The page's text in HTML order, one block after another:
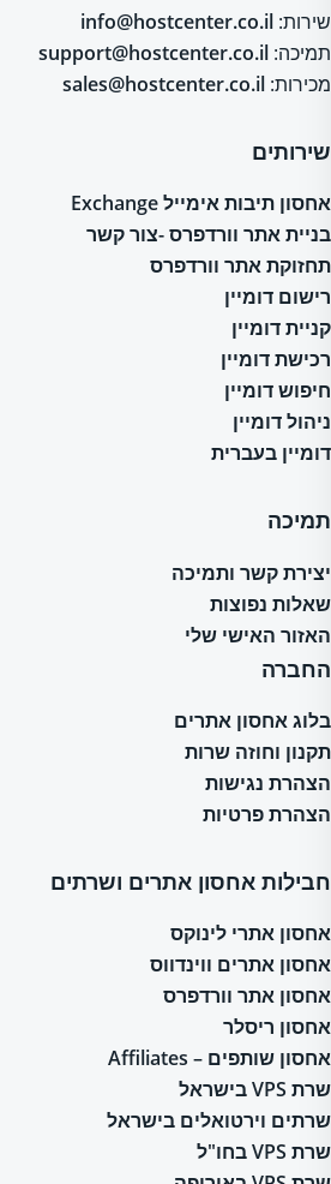
שירות: info@hostcenter.co.il
תמיכה: support@hostcenter.co.il
מכירות: sales@hostcenter.co.il
שירותים
אחסון תיבות אימייל Exchange
בניית אתר וורדפרס -צור קשר
תחזוקת אתר וורדפרס
רישום דומיין
קניית דומיין
רכישת דומיין
חיפוש דומיין
ניהול דומיין
דומיין בעברית
תמיכה
יצירת קשר ותמיכה
שאלות נפוצות
האזור האישי שלי
החברה
בלוג אחסון אתרים
תקנון וחוזה שרות
הצהרת נגישות
הצהרת פרטיות
חבילות אחסון אתרים ושרתים
אחסון אתרי לינוקס
אחסון אתרים ווינדווס
אחסון אתר וורדפרס
אחסון ריסלר
אחסון שותפים – Affiliates
שרת VPS בישראל
שרתים וירטואלים בישראל
שרת VPS בחו"ל